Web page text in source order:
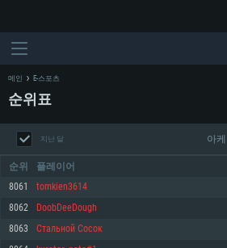
메인 E-스포츠
순위표
지난 달 아케
순위 플레이어
8061 tomkien3614
8062 DoobDeeDough
8063 Стальной Сосок